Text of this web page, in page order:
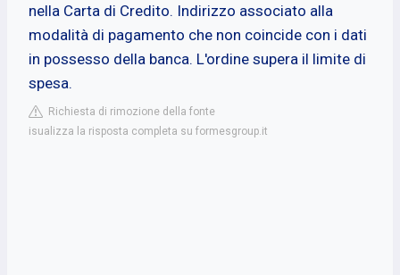
nella Carta di Credito. Indirizzo associato alla
modalità di pagamento che non coincide con i dati
in possesso della banca. L'ordine supera il limite di
spesa.
Richiesta di rimozione della fonte
isualizza la risposta completa su formesgroup.it